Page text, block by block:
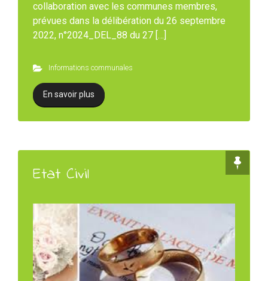
collaboration avec les communes membres,
prévues dans la délibération du 26 septembre
2022, n°2024_DEL_88 du 27 […]
Informations communales
En savoir plus
Etat Civil